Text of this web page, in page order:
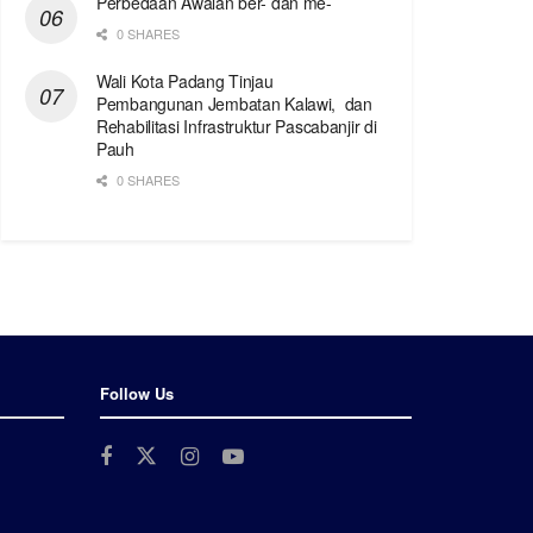
0 SHARES
Wali Kota Padang Tinjau
Pembangunan Jembatan Kalawi, dan
Rehabilitasi Infrastruktur Pascabanjir di
Pauh
0 SHARES
Follow Us